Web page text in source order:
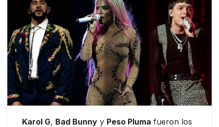
Karol G, Bad Bunny y Peso Pluma fueron los